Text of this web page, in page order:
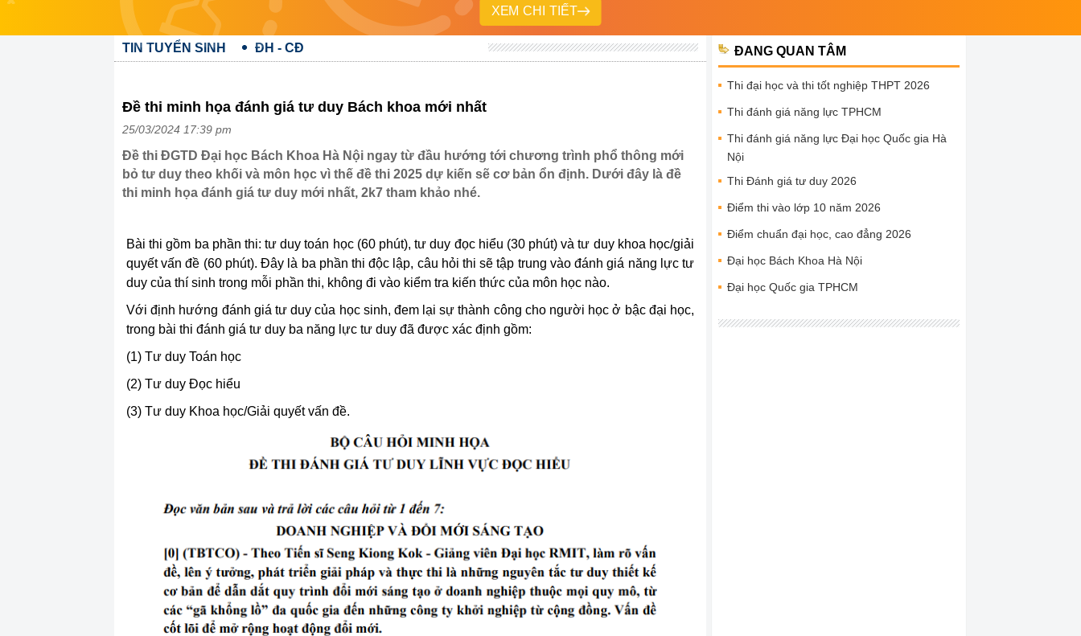
XEM CHI TIẾT
TIN TUYỂN SINH ĐH - CĐ
Đề thi minh họa đánh giá tư duy Bách khoa mới nhất
25/03/2024 17:39 pm
Đề thi ĐGTD Đại học Bách Khoa Hà Nội ngay từ đầu hướng tới chương trình phổ thông mới
bỏ tư duy theo khối và môn học vì thế đề thi 2025 dự kiến sẽ cơ bản ổn định. Dưới đây là đề
thi minh họa đánh giá tư duy mới nhất, 2k7 tham khảo nhé.
Bài thi gồm ba phần thi: tư duy toán học (60 phút), tư duy đọc hiểu (30 phút) và tư duy khoa học/giải
quyết vấn đề (60 phút). Đây là ba phần thi độc lập, câu hỏi thi sẽ tập trung vào đánh giá năng lực tư
duy của thí sinh trong mỗi phần thi, không đi vào kiểm tra kiến thức của môn học nào.
Với định hướng đánh giá tư duy của học sinh, đem lại sự thành công cho người học ở bậc đại học,
trong bài thi đánh giá tư duy ba năng lực tư duy đã được xác định gồm:
(1) Tư duy Toán học
(2) Tư duy Đọc hiểu
(3) Tư duy Khoa học/Giải quyết vấn đề.
ĐANG QUAN TÂM
Thi đại học và thi tốt nghiệp THPT 2026
Thi đánh giá năng lực TPHCM
Thi đánh giá năng lực Đại học Quốc gia Hà
Nội
Thi Đánh giá tư duy 2026
Điểm thi vào lớp 10 năm 2026
Điểm chuẩn đại học, cao đẳng 2026
Đại học Bách Khoa Hà Nội
Đại học Quốc gia TPHCM